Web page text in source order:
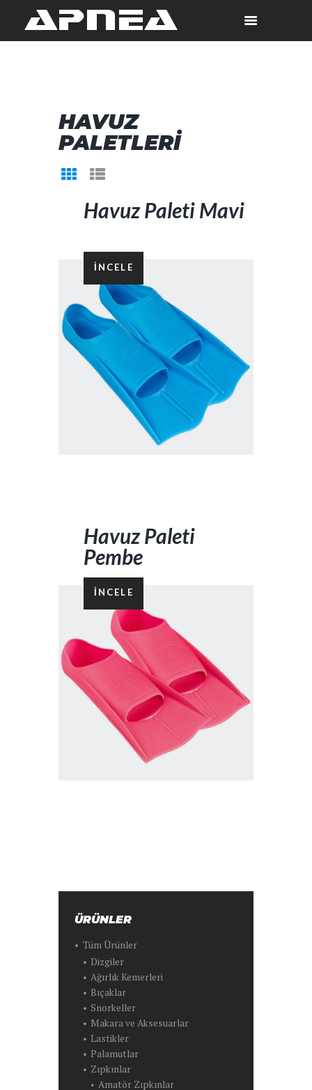
HAVUZ
PALETLERI
Havuz Paleti Mavi
İNCELE
Havuz Paleti
Pembe
İNCELE
ÜRÜNLER
Tüm Ürünler
Dizgiler
Ağırlık Kemerleri
Bıçaklar
Snorkeller
Makara ve Aksesuarlar
Lastikler
Palamutlar
Zıpkınlar
Amatör Zıpkınlar